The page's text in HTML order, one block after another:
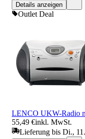
Details anzeigen
Outlet Deal
LENCO UKW-Radio
55,49 €inkl. MwSt.
Lieferung bis Di.,